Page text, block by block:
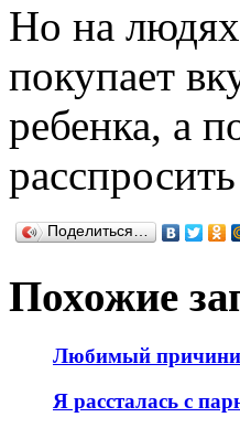
Но на
покупает
ребенка, а
Поделиться…
Похожие
Любимый
Я рассталась с